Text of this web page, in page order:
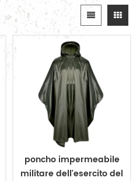
poncho impermeabile
militare dell'esercito del